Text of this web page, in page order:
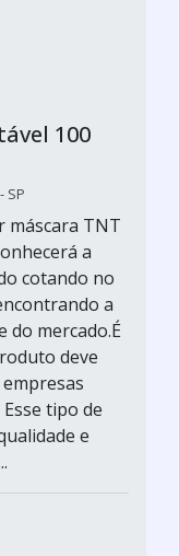
100
SP
máscara TNT
a
cotando no
a
do mercado.É
deve
tipo de
e